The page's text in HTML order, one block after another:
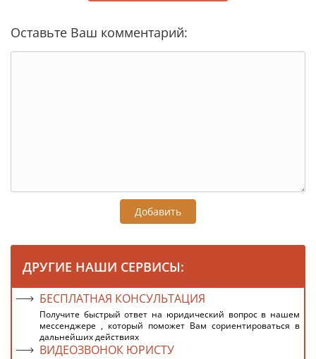
Оставьте Ваш комментарий:
Добавить
ДРУГИЕ НАШИ СЕРВИСЫ:
БЕСПЛАТНАЯ КОНСУЛЬТАЦИЯ
Получите быстрый ответ на юридический вопрос в нашем
мессенджере , который поможет Вам сориентироваться в
дальнейших действиях
ВИДЕОЗВОНОК ЮРИСТУ